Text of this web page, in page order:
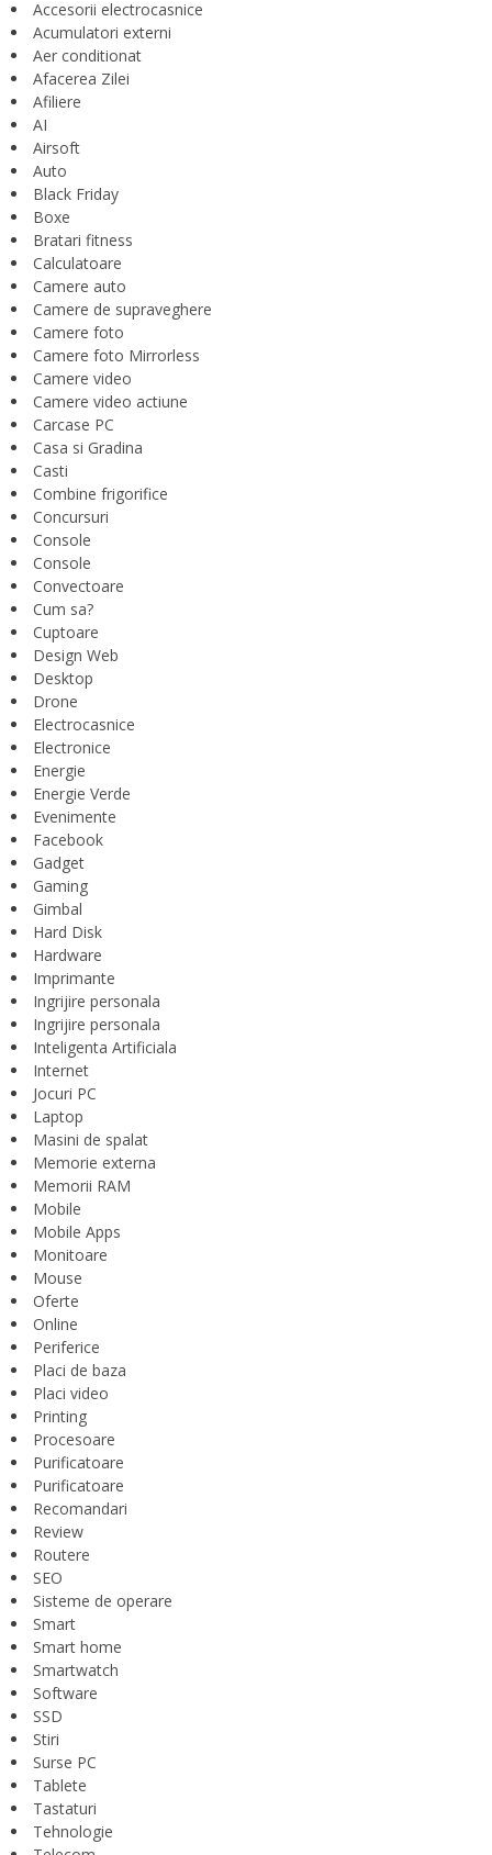
Accesorii electrocasnice
Acumulatori externi
Aer conditionat
Afacerea Zilei
Afiliere
AI
Airsoft
Auto
Black Friday
Boxe
Bratari fitness
Calculatoare
Camere auto
Camere de supraveghere
Camere foto
Camere foto Mirrorless
Camere video
Camere video actiune
Carcase PC
Casa si Gradina
Casti
Combine frigorifice
Concursuri
Console
Console
Convectoare
Cum sa?
Cuptoare
Design Web
Desktop
Drone
Electrocasnice
Electronice
Energie
Energie Verde
Evenimente
Facebook
Gadget
Gaming
Gimbal
Hard Disk
Hardware
Imprimante
Ingrijire personala
Ingrijire personala
Inteligenta Artificiala
Internet
Jocuri PC
Laptop
Masini de spalat
Memorie externa
Memorii RAM
Mobile
Mobile Apps
Monitoare
Mouse
Oferte
Online
Periferice
Placi de baza
Placi video
Printing
Procesoare
Purificatoare
Purificatoare
Recomandari
Review
Routere
SEO
Sisteme de operare
Smart
Smart home
Smartwatch
Software
SSD
Stiri
Surse PC
Tablete
Tastaturi
Tehnologie